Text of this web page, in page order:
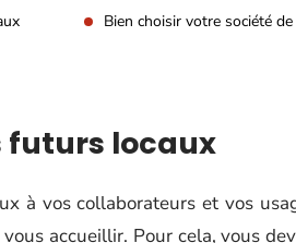
Bien choisir votre société
futurs locaux
à vos collaborateurs et vos
accueillir. Pour cela, vous